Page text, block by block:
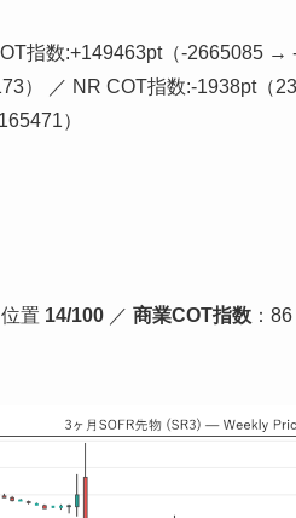
指数:+149463pt（-2665085 →
） ／ NR COT指数:-1938pt（
）
置 14/100 ／ 商業COT指数 ：